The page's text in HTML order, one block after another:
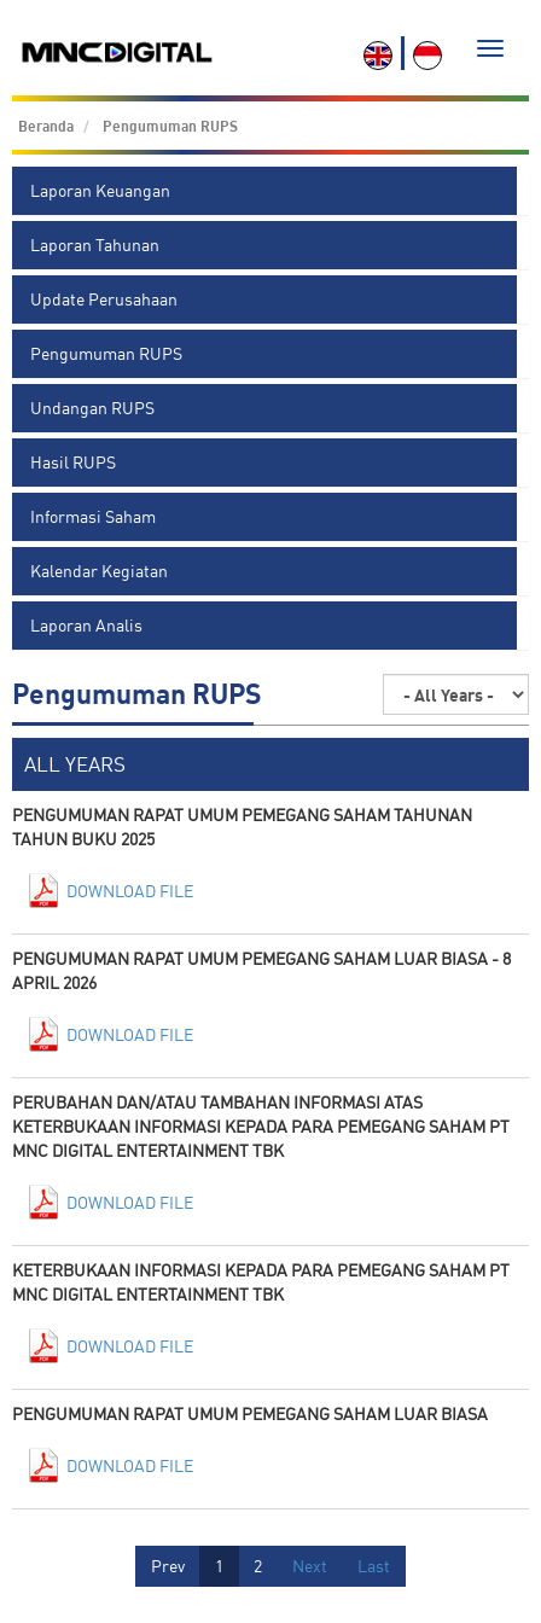
Toggle
Beranda Pengumuman RUPS
Laporan Keuangan
Laporan Tahunan
Update Perusahaan
Pengumuman RUPS
Undangan RUPS
Hasil RUPS
Informasi Saham
Kalendar Kegiatan
Laporan Analis
Pengumuman RUPS
ALL YEARS
PENGUMUMAN RAPAT UMUM PEMEGANG SAHAM TAHUNAN
TAHUN BUKU 2025
DOWNLOAD FILE
PENGUMUMAN RAPAT UMUM PEMEGANG SAHAM LUAR BIASA - 8
APRIL 2026
DOWNLOAD FILE
PERUBAHAN DAN/ATAU TAMBAHAN INFORMASI ATAS
KETERBUKAAN INFORMASI KEPADA PARA PEMEGANG SAHAM PT
MNC DIGITAL ENTERTAINMENT TBK
DOWNLOAD FILE
KETERBUKAAN INFORMASI KEPADA PARA PEMEGANG SAHAM PT
MNC DIGITAL ENTERTAINMENT TBK
DOWNLOAD FILE
PENGUMUMAN RAPAT UMUM PEMEGANG SAHAM LUAR BIASA
DOWNLOAD FILE
Prev 1 2 Next Last